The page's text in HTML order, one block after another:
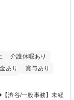
介護休暇あり
あり
賞与あり